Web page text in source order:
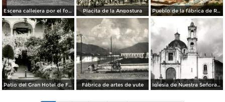
Escena callejera por el fotografo William H. Rau.. Placita de la Angostura Pueblo de la fábrica de Río Blanco
Patio del Gran Hotel de Francia Fábrica de artes de yute Iglesia de Nuestra Señora de los Dolores